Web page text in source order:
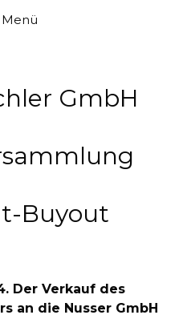
Menü
GmbH
Buyout
Der Verkauf des
an die Nusser GmbH